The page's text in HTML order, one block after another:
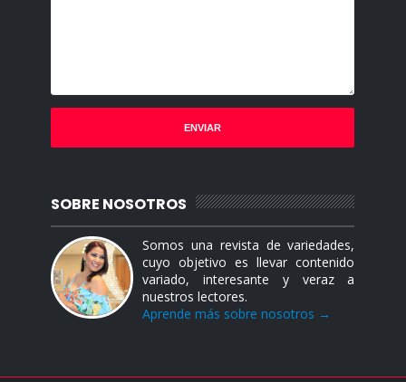
SOBRE NOSOTROS
Somos una revista de variedades,
cuyo objetivo es llevar contenido
variado, interesante y veraz a
nuestros lectores.
Aprende más sobre nosotros →